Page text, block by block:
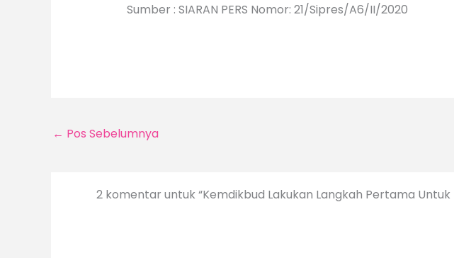
Sumber : SIARAN PERS Nomor: 21/Sipres/A6/II/2020
← Pos Sebelumnya
2 komentar untuk “Kemdikbud Lakukan Langkah Pertama